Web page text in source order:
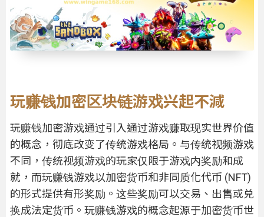
玩赚钱加密区块链游戏兴起不減
玩赚钱加密游戏通过引入通过游戏赚取现实世界价值
的概念，彻底改变了传统游戏格局。与传统视频游戏
不同，传统视频游戏的玩家仅限于游戏内奖励和成
就，而玩赚钱游戏以加密货币和非同质化代币 (NFT)
的形式提供有形奖励。这些奖励可以交易、出售或兑
换成法定货币。玩赚钱游戏的概念起源于加密货币世